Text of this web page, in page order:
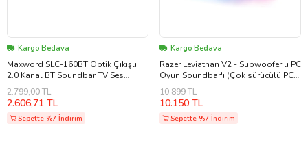
Kargo Bedava
Maxword SLC-160BT Optik Çıkışlı
2.0 Kanal BT Soundbar TV Ses
Sistemi 160W (79x8x6 cm) Teşhir
2.799,00 TL
2.606,71 TL
Sepette %7 İndirim
Kargo Bedava
Razer Leviathan V2 - Subwoofer'lı PC
Oyun Soundbar'ı (Çok sürücülü PC
Soundbar ve Subwoofer, THX
Spatial Audio, Bluetooth 5.2,
10.899 TL
10.150 TL
Sepette %7 İndirim